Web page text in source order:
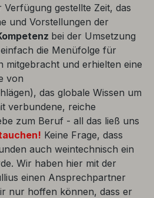
gestellte Zeit, das
und Vorstellungen der
bei der Umsetzung
die Menüfolge für
mitgebracht und erhielten eine
von
das globale Wissen um
verbundene, reiche
zum Beruf - all das ließ uns
Keine Frage, dass
auch weintechnisch ein
Wir haben hier mit der
einen Ansprechpartner
nur hoffen können, dass er